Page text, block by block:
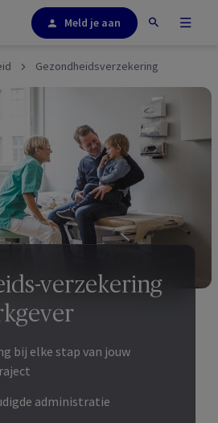
Meld je aan
Gezondheidsverzekering
verzekering
bij elke stap van jouw
administratie